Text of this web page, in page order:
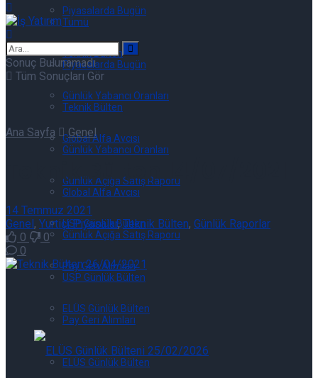
Piyasalarda Bugün
Teknik Bülten
Günlük Yabancı Oranları
Global Alfa Avcısı
Günlük Açığa Satış Raporu
USP Günlük Bülten
Pay Geri Alımları
ELÜS Günlük Bülten
Tümü
Piyasalarda Bugün
Teknik Bülten
Günlük Yabancı Oranları
Global Alfa Avcısı
Günlük Açığa Satış Raporu
USP Günlük Bülten
Pay Geri Alımları
ELÜS Günlük Bülten
Sonuç Bulunamadı
Tüm Sonuçları Gör
Ana Sayfa Genel
Teknik Bülten 14/07/2021
14 Temmuz 2021
Genel, Yurtiçi Piyasalar,Teknik Bülten, Günlük Raporlar
0
0
0